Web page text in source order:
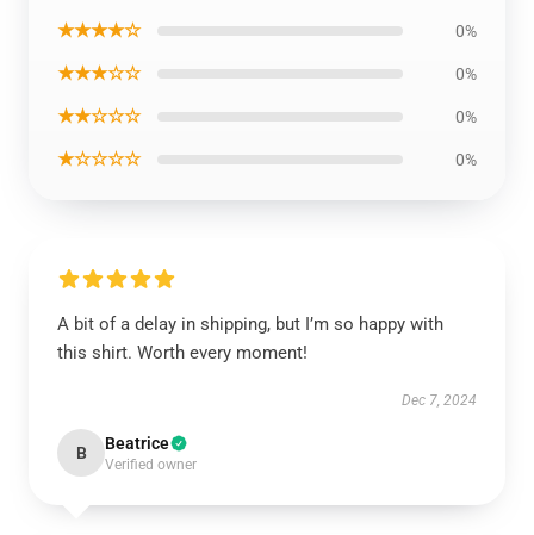
★★★★☆ 0%
★★★☆☆ 0%
★★☆☆☆ 0%
★☆☆☆☆ 0%
A bit of a delay in shipping, but I’m so happy with
this shirt. Worth every moment!
Dec 7, 2024
B Beatrice
Verified owner